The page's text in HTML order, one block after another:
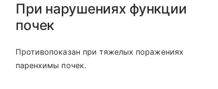
При нарушениях функции
почек
Противопоказан при тяжелых поражениях
паренхимы почек.